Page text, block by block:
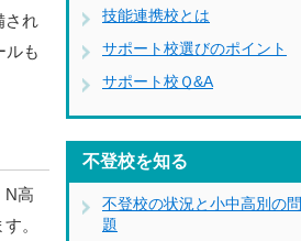
され
ルも
N高
。
技能連携校とは
サポート校選びのポイント
サポート校Ｑ&A
不登校を知る
不登校の状況と小中高別の問
題